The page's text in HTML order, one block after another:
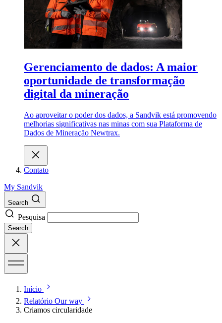
Gerenciamento de dados: A maior
oportunidade de transformação
digital da mineração
Ao aproveitar o poder dos dados, a Sandvik está promovendo
melhorias significativas nas minas com sua Plataforma de
Dados de Mineração Newtrax.
Contato
My Sandvik
Search
Pesquisa
Search
Início
Relatório Our way
Criamos circularidade